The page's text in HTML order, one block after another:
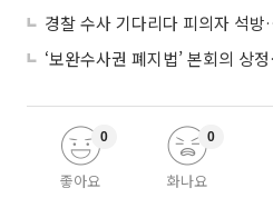
좋아요
0
화나요
0